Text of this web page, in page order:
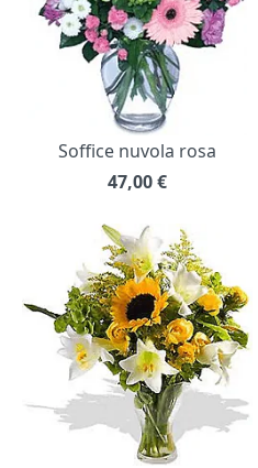
Soffice nuvola rosa
47,00€